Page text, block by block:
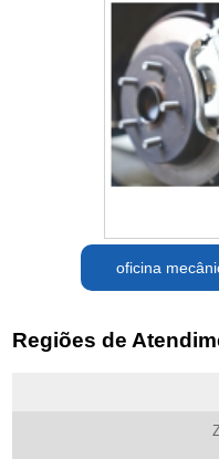
oficina
Regiões de